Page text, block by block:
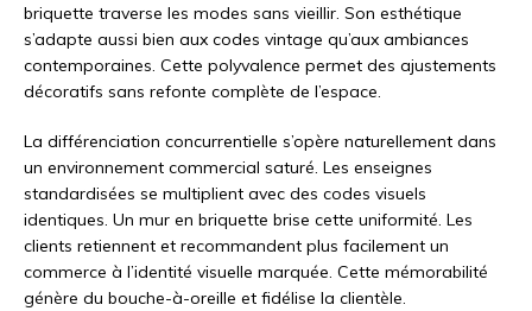
briquette traverse les modes sans vieillir. Son esthétique
s’adapte aussi bien aux codes vintage qu’aux ambiances
contemporaines. Cette polyvalence permet des ajustements
décoratifs sans refonte complète de l’espace.
La différenciation concurrentielle s’opère naturellement dans
un environnement commercial saturé. Les enseignes
standardisées se multiplient avec des codes visuels
identiques. Un mur en briquette brise cette uniformité. Les
clients retiennent et recommandent plus facilement un
commerce à l’identité visuelle marquée. Cette mémorabilité
génère du bouche-à-oreille et fidélise la clientèle.